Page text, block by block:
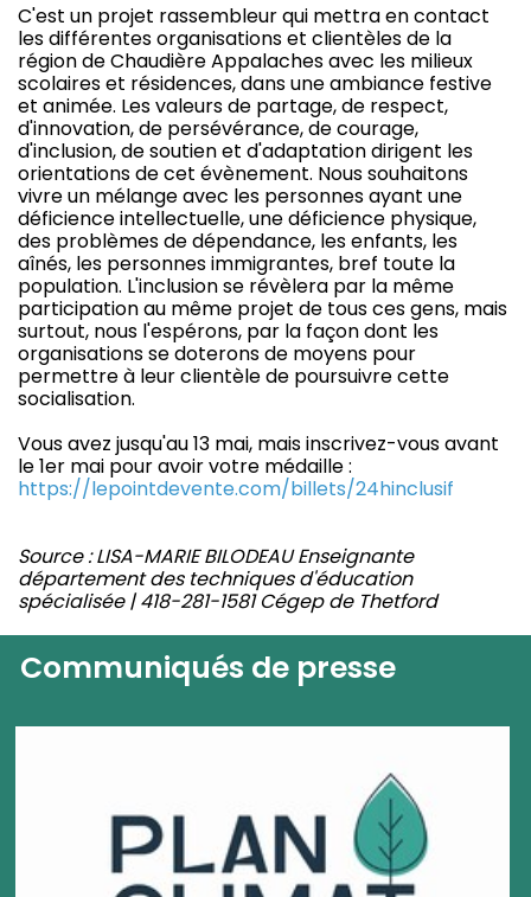
C'est un projet rassembleur qui mettra en contact
les différentes organisations et clientèles de la
région de Chaudière Appalaches avec les milieux
scolaires et résidences, dans une ambiance festive
et animée. Les valeurs de partage, de respect,
d'innovation, de persévérance, de courage,
d'inclusion, de soutien et d'adaptation dirigent les
orientations de cet évènement. Nous souhaitons
vivre un mélange avec les personnes ayant une
déficience intellectuelle, une déficience physique,
des problèmes de dépendance, les enfants, les
aînés, les personnes immigrantes, bref toute la
population. L'inclusion se révèlera par la même
participation au même projet de tous ces gens, mais
surtout, nous l'espérons, par la façon dont les
organisations se doterons de moyens pour
permettre à leur clientèle de poursuivre cette
socialisation.
Vous avez jusqu'au 13 mai, mais inscrivez-vous avant
le 1er mai pour avoir votre médaille :
https://lepointdevente.com/billets/24hinclusif
Source : LISA-MARIE BILODEAU Enseignante
département des techniques d'éducation
spécialisée | 418-281-1581 Cégep de Thetford
Communiqués de presse